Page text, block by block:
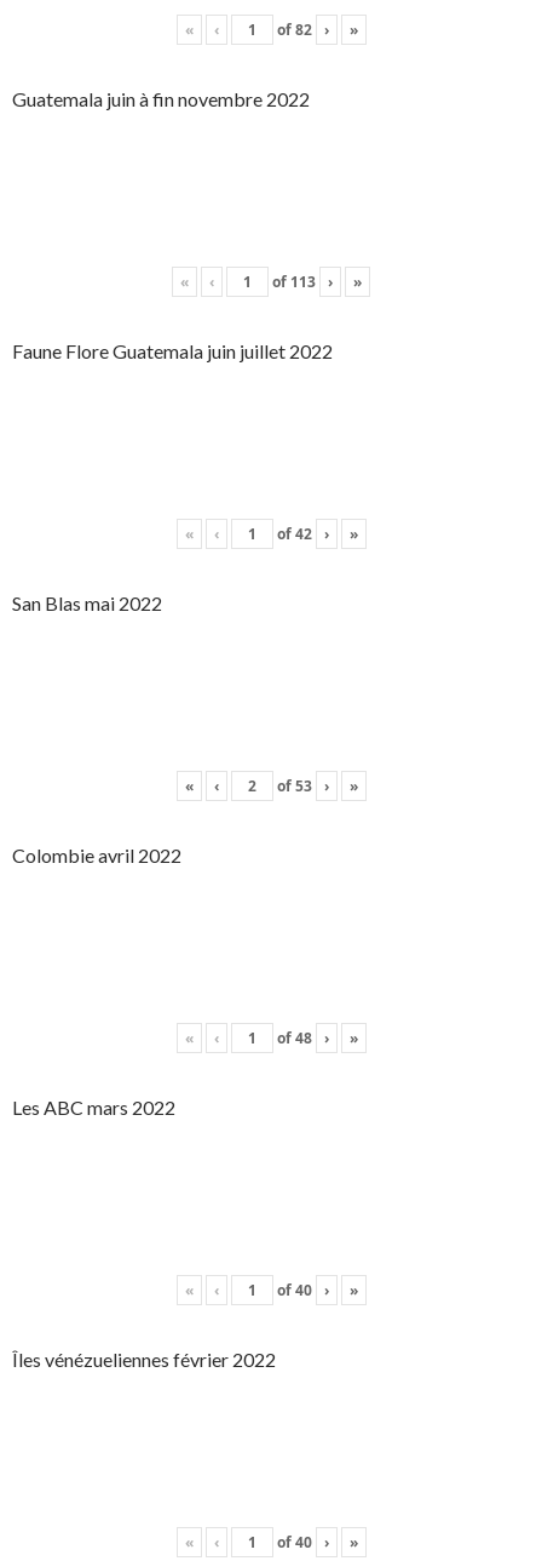
« ‹ of82 › »
Guatemala juin à fin novembre 2022
« ‹ of 113 › »
Faune Flore Guatemala juin juillet 2022
« ‹ of42 › »
San Blas mai 2022
« ‹ of53 › »
Colombie avril 2022
« ‹ of48 › »
Les ABC mars 2022
« ‹ of40 › »
Îles vénézueliennes février 2022
« ‹ of40 › »